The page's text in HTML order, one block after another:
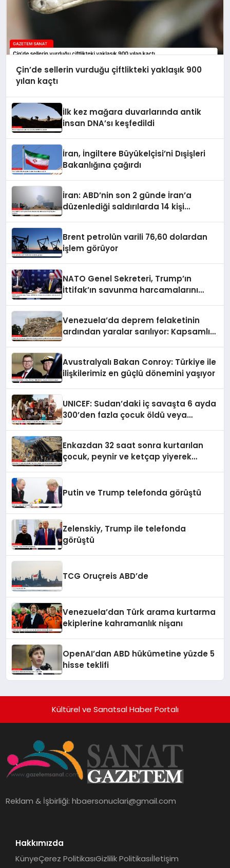
Çin’de sellerin vurduğu çiftlikteki yaklaşık 900
yılan kaçtı
İlk kez mağara duvarlarında antik
insan DNA’sı keşfedildi
İran, İngiltere Büyükelçisi’ni Dışişleri
Bakanlığına çağırdı
İran: ABD’nin son 2 günde İran’a
düzenlediği saldırılarda 14 kişi
Brent petrolün varili 76,60 dolardan
işlem görüyor
NATO Genel Sekreteri, Trump’ın
İttifak’ın savunma harcamalarını
Venezuela’da deprem felaketinin
ardından yaralar sarılıyor: Kapsamlı
Avustralyalı Bakan Conroy: Türkiye ile
ilişkilerimiz en güçlü dönemini yaşıyor
UNICEF: Sudan’daki iç savaşta 6 ayda
300’den fazla çocuk öldü veya
Enkazdan 32 saat sonra kurtarılan
çocuk, peynir ve ketçap yiyerek
Putin ve Trump telefonda görüştü
Zelenskiy, Trump ile telefonda
görüştü
TCG Oruçreis ABD’de
Venezuela’dan Türk arama kurtarma
ekiplerine kahramanlık nişanı
OpenAI’dan ABD hükümetine yüzde 5
hisse teklifi
Kültürel ve Sanatsal Haber Portalı
Reklam & İşbirliği:hbaersonuclari@gmail.com
Hakkımızda
KünyeÇerez PolitikasıGizlilik Politikasıİletişim